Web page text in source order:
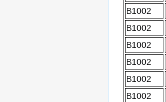
B1002
B1002
B1002
B1002
B1002
B1002